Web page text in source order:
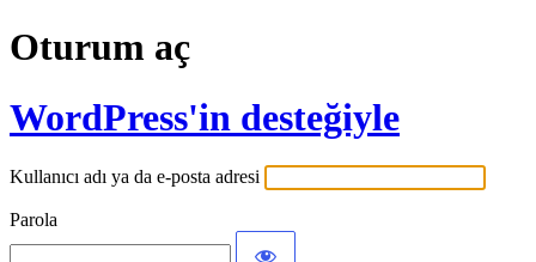
Oturum aç
WordPress'in desteğiyle
Kullanıcı adı ya da e-posta adresi
Parola